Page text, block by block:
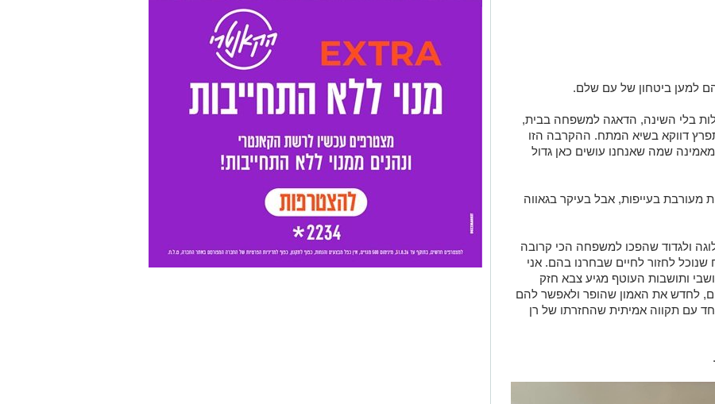
למען ביטחון של עם שלם.
בלי השינה, הדאגה למשפחה בבית,
דווקא בשיא המתח. ההקרבה הזו
שמה שאנחנו עושים כאן גדול
בעייפות, אבל בעיקר בגאווה
ולגדוד שהפכו למשפחה הכי קרובה
לחזור לחיים שבחרנו בהם. אני
ותושבות העוטף מגיע צבא חזק
לחדש את האמון שהופר ולאפשר להם
עם תקווה אמיתית שהחזרתו של רן